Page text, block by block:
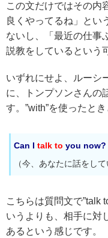
この文だけではその内
良くやってるね」とい
ないし、「最近の仕事
説教をしているという
いずれにせよ、ルーシ
に、トンプソンさんの
す。”with”を使ったと
Can I talk to you now?
（今、あなたに話をして
こちらは質問文で”talk
いうよりも、相手に対
あるという感じです。